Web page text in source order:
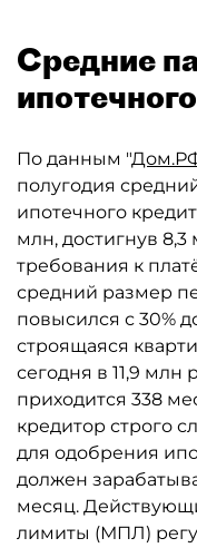
Средние
По данным "
полугодия
ипотечного
млн, достигнув
требования к
средний размер
повысился с 30%
строящаяся
сегодня в 11,9
приходится 338
кредитор строго
для одобрения
должен
месяц.
лимиты (МПЛ)